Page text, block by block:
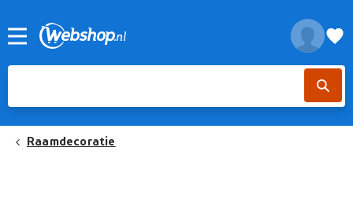
Raamdecoratie